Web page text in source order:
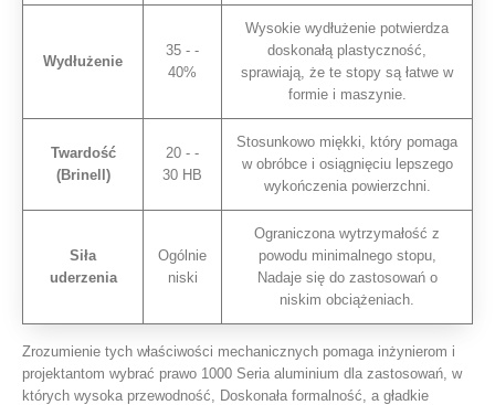
Wydłużenie
35 - -
40%
Wysokie wydłużenie potwierdza
doskonałą plastyczność,
sprawiają, że te stopy są łatwe w
formie i maszynie.
Twardość
(Brinell)
20 - -
30 HB
Stosunkowo miękki, który pomaga
w obróbce i osiągnięciu lepszego
wykończenia powierzchni.
Siła
uderzenia
Ogólnie
niski
Ograniczona wytrzymałość z
powodu minimalnego stopu,
Nadaje się do zastosowań o
niskim obciążeniach.
Zrozumienie tych właściwości mechanicznych pomaga inżynierom i
projektantom wybrać prawo 1000 Seria aluminium dla zastosowań, w
których wysoka przewodność, Doskonała formalność, a gładkie